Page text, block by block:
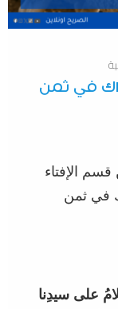
في ثمن
الإفتاء
في ثمن
على سيدِنا